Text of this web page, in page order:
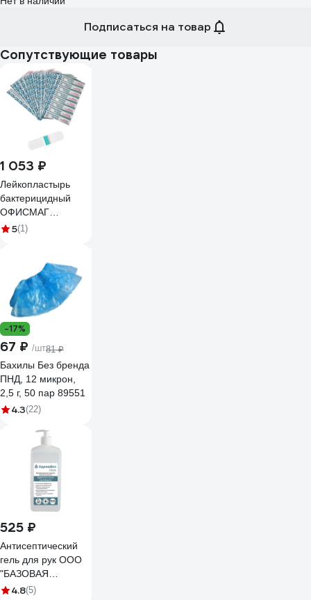
Подписаться на товар
Сопутствующие товары
1 053 ₽
Лейкопластырь
бактерицидный
ОФИСМАГ
ВЕРОФАРМ,
200 шт. 881180
5(1)
-17%
67 ₽ /шт81 ₽
Бахилы Без бренда
ПНД, 12 микрон,
2,5 г, 50 пар 89551
4.3(22)
525 ₽
Антисептический
гель для рук ООО
"БАЗОВАЯ
ДЕЗИНФЕКЦИЯ"
4.8(5)